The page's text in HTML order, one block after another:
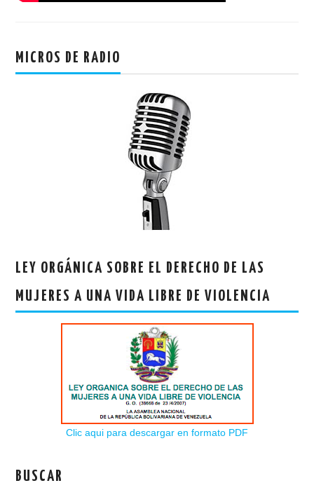
MICROS DE RADIO
LEY ORGÁNICA SOBRE EL DERECHO DE LAS
MUJERES A UNA VIDA LIBRE DE VIOLENCIA
Clic aqui para descargar en formato PDF
BUSCAR